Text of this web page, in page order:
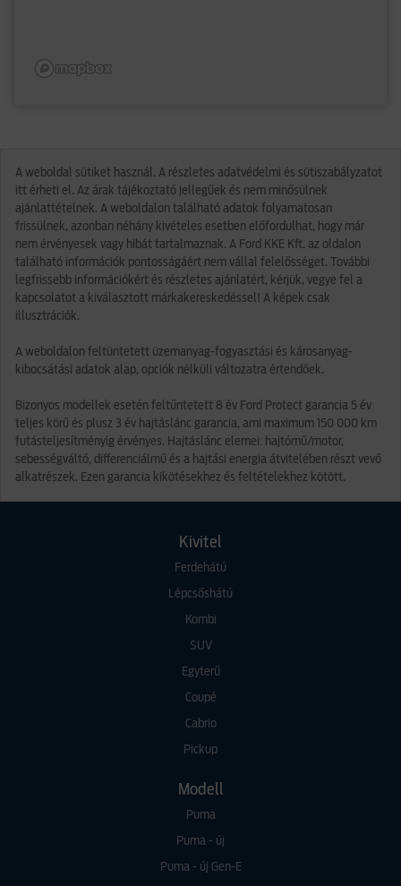
A weboldal sütiket használ. A részletes adatvédelmi és sütiszabályzatot
itt érheti el. Az árak tájékoztató jellegűek és nem minősülnek
ajánlattételnek. A weboldalon található adatok folyamatosan
frissülnek, azonban néhány kivételes esetben előfordulhat, hogy már
nem érvényesek vagy hibát tartalmaznak. A Ford KKE Kft. az oldalon
található információk pontosságáért nem vállal felelősséget. További
legfrissebb információkért és részletes ajánlatért, kérjük, vegye fel a
kapcsolatot a kiválasztott márkakereskedéssel! A képek csak
illusztrációk.
A weboldalon feltüntetett üzemanyag-fogyasztási és károsanyag-
kibocsátási adatok alap, opciók nélküli változatra értendőek.
Bizonyos modellek esetén feltűntetett 8 év Ford Protect garancia 5 év
teljes körű és plusz 3 év hajtáslánc garancia, ami maximum 150 000 km
futásteljesítményig érvényes. Hajtáslánc elemei: hajtómű/motor,
sebességváltó, differenciálmű és a hajtási energia átvitelében részt vevő
alkatrészek. Ezen garancia kikötésekhez és feltételekhez kötött.
Kivitel
Ferdehátú
Lépcsőshátú
Kombi
SUV
Egyterű
Coupé
Cabrio
Pickup
Modell
Puma
Puma - új
Puma - új Gen-E